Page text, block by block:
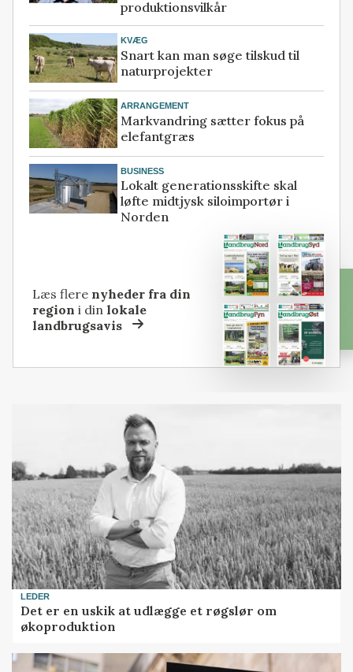
produktionsvilkår
KVÆG
Snart kan man søge tilskud til
naturprojekter
ARRANGEMENT
Markvandring sætter fokus på
elefantgræs
BUSINESS
Lokalt generationsskifte skal
løfte midtjysk siloimportør i
Norden
Læs flere nyheder fra din
region i dinlokale
landbrugsavis
LEDER
Det er en uskik at udlægge et røgslør om
økoproduktion